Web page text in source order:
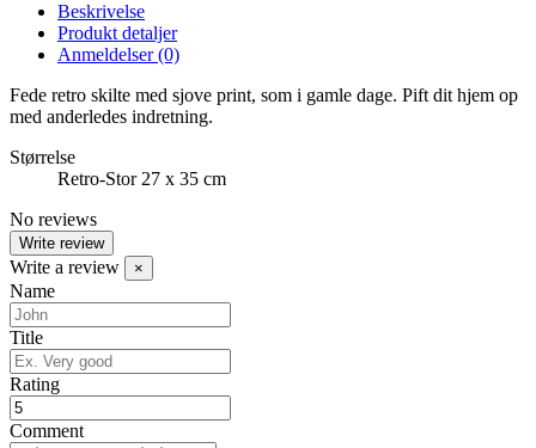
Beskrivelse
Produkt detaljer
Anmeldelser (0)
Fede retro skilte med sjove print, som i gamle dage. Pift dit hjem op
med anderledes indretning.
Størrelse
Retro-Stor 27 x 35 cm
No reviews
Write review
Write a review ×
Name
Title
Rating
Comment